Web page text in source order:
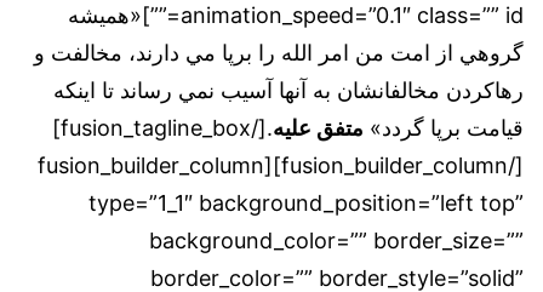
animation_speed=”0.1″ class=”” id=””]«هميشه
گروهي از امت من امر الله را برپا مي دارند، مخالفت و
رهاكردن مخالفانشان به آنها آسيب نمي رساند تا اينكه
قيامت برپا گردد» متفق علیه
.[/fusion_tagline_box]
[/fusion_builder_column][fusion_builder_column
type=”1_1″ background_position=”left top”
background_color=”” border_size=””
border_color=”” border_style=”solid”